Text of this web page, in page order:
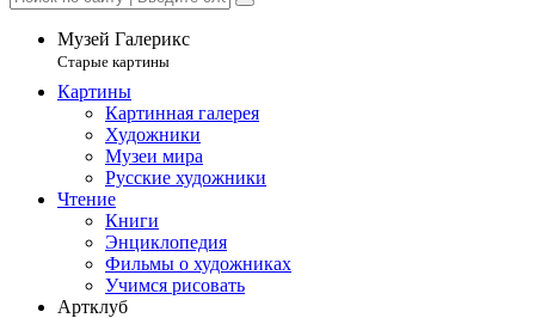
Музей Галерикс
Старые картины
Картины
Картинная галерея
Художники
Музеи мира
Русские художники
Чтение
Книги
Энциклопедия
Фильмы о художниках
Учимся рисовать
Артклуб